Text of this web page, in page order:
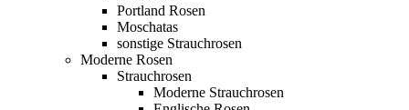
Portland Rosen
Moschatas
sonstige Strauchrosen
Moderne Rosen
Strauchrosen
Moderne Strauchrosen